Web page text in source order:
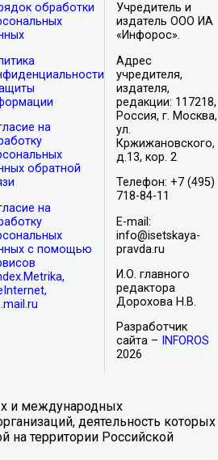
обработки
на
обратной
на
с помощью
Учредитель и
издатель ООО ИА
«Инфорос».
Адрес
учредителя,
издателя,
редакции: 117218,
Россия, г. Москва,
ул.
Кржижановского,
д.13, кор. 2
Телефон: +7 (495)
718-84-11
E-mail:
info@isetskaya-
pravda.ru
И.О. главного
редактора
Дорохова Н.В.
Разработчик
сайта –
INFOROS
2026
и международных
деятельность которых
на территории Российской